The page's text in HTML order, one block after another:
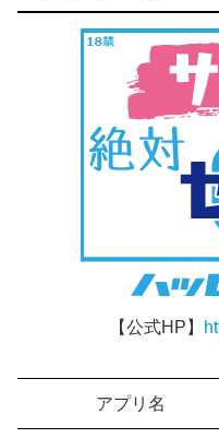
【公式HP】
アプリ名